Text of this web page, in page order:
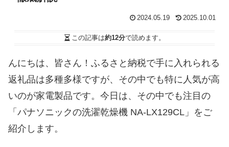
2024.05.19 2025.10.01
この記事は約12分で読めます。
んにちは、皆さん！ふるさと納税で手に入れられる
返礼品は多種多様ですが、その中でも特に人気が高
いのが家電製品です。今日は、その中でも注目の
「パナソニックの洗濯乾燥機 NA-LX129CL」をご
紹介します。